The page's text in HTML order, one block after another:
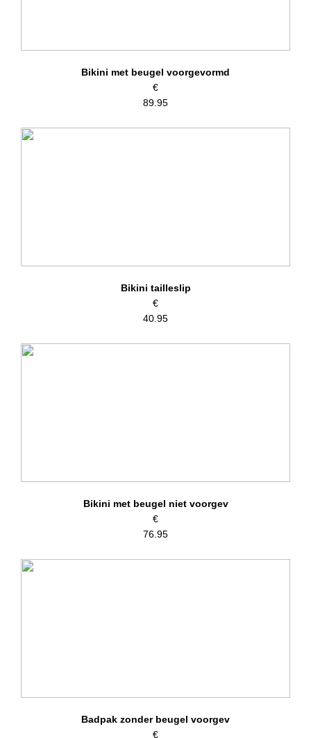
Bikini met beugel voorgevormd
€
89.95
Bikini tailleslip
€
40.95
Bikini met beugel niet voorgev
€
76.95
Badpak zonder beugel voorgev
€